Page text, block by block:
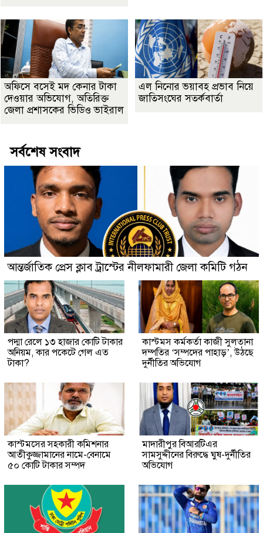
অফিসে বসেই মদ কেনার টাকা
দেওয়ার অভিযোগ, অতিরিক্ত
জেলা প্রশাসকের ভিডিও ভাইরাল
এল নিনোর ভয়াবহ প্রভাব নিয়ে
জাতিসংঘের সতর্কবার্তা
সর্বশেষ সংবাদ
আন্তর্জাতিক প্রেস ক্লাব ট্রাস্টের নীলফামারী জেলা কমিটি গঠন
পদ্মা রেলে ১৩ হাজার কোটি টাকার
অনিয়ম, কার পকেটে গেল এত
টাকা?
কাস্টমস কর্মকর্তা কাজী সুলতানা
দম্পতির ‘সম্পদের পাহাড়’, উঠছে
দুর্নীতির অভিযোগ
কাস্টমসের সহকারী কমিশনার
আতীকুজ্জামানের নামে-বেনামে
৫০ কোটি টাকার সম্পদ
মাদারীপুর বিআরটিএর
সামসুদ্দীনের বিরুদ্ধে ঘুষ-দুর্নীতির
অভিযোগ